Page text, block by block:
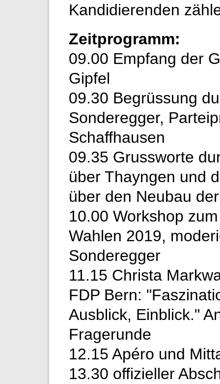
Kandidierenden
Zeitprogramm:
09.00 Empfang der
Gipfel
09.30 Begrüssung
Sonderegger,
Schaffhausen
09.35 Grussworte
über Thayngen und
über den Neubau
10.00 Workshop
Wahlen 2019,
Sonderegger
11.15 Christa
FDP Bern:
Ausblick, Einblick."
Fragerunde
12.15 Apéro und
13.30 offizieller